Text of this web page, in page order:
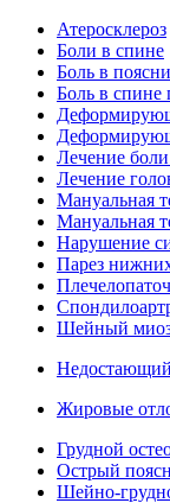
Атеросклероз
Боли в спине
Боль в
Боль в спине
Лечение
Лечение
Мануальная
Мануальная
Нарушение
Парез
Шейный
Жировые
Грудной
Острый
Шейно-